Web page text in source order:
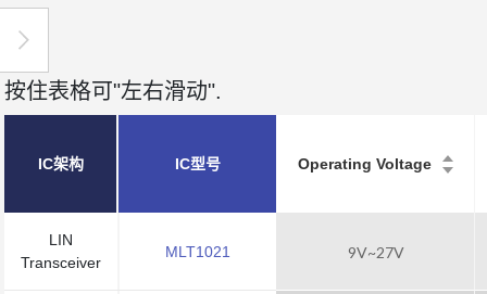
按住表格可"左右滑动".
IC架构 IC型号
LIN
Transceiver
MLT1021
Operating Voltage
9V~27V